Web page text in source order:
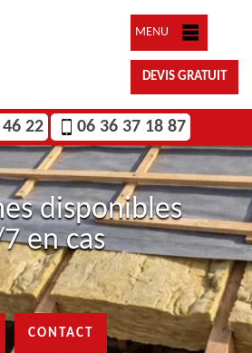
MENU
DEVIS GRATUIT
22 06 36 37 18 87
disponibles
en cas
CONTACT